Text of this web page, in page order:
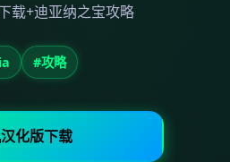
载+迪亚纳之宝攻略
#攻略
汉化版下载